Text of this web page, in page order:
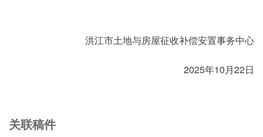
洪江市土地与房屋征收补偿安置事务中心
2025年10月22日
关联稿件